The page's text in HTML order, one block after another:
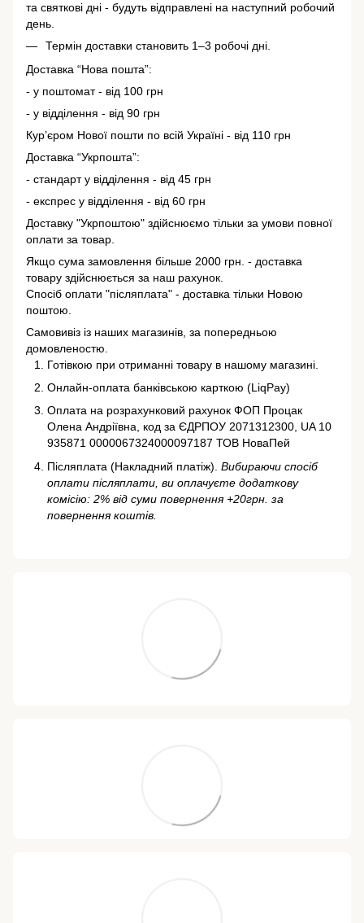
та святкові дні - будуть відправлені на наступний робочий
день.
Термін доставки становить 1–3 робочі дні.
Доставка “Нова пошта”:
- у поштомат - від 100 грн
- у відділення - від 90 грн
Кур’єром Нової пошти по всій Україні - від 110 грн
Доставка “Укрпошта”:
- стандарт у відділення - від 45 грн
- експрес у відділення - від 60 грн
Доставку "Укрпоштою" здійснюємо тільки за умови повної
оплати за товар.
Якщо сума замовлення більше 2000 грн. - доставка
товару здійснюється за наш рахунок.
Спосіб оплати "післяплата" - доставка тільки Новою
поштою.
Самовивіз із наших магазинів, за попередньою
домовленостю.
Готівкою при отриманні товару в нашому магазині.
Онлайн-оплата банківською карткою (LiqPay)
Оплата на розрахунковий рахунок ФОП Процак
Олена Андріївна, код за ЄДРПОУ 2071312300, UA 10
935871 0000067324000097187 ТОВ НоваПей
Післяплата (Накладний платіж). Вибираючи спосіб
оплати післяплати, ви оплачуєте додаткову
комісію: 2% від суми повернення +20грн. за
повернення коштів.